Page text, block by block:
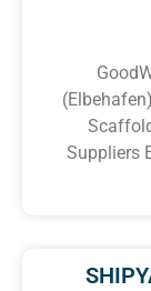
Suppliers